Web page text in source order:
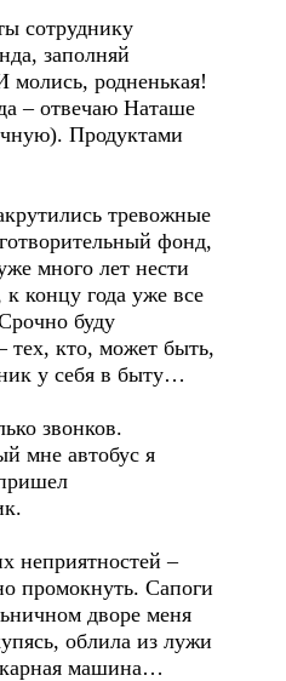
сотруднику
заполняй
молись, родненькая!
– отвечаю Наташе
Продуктами
тревожные
фонд,
много лет нести
концу года уже все
буду
тех, кто, может быть,
у себя в быту…
звонков.
мне автобус я
неприятностей –
промокнуть. Сапоги
дворе меня
облила из лужи
машина…